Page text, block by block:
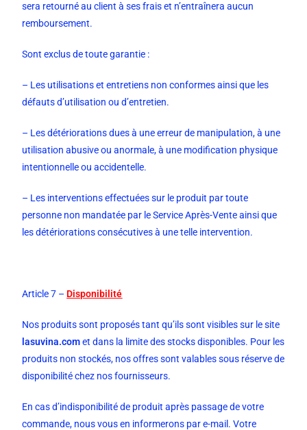
sera retourné au client à ses frais et n’entraînera aucun
remboursement.
Sont exclus de toute garantie :
– Les utilisations et entretiens non conformes ainsi que les
défauts d’utilisation ou d’entretien.
– Les détériorations dues à une erreur de manipulation, à une
utilisation abusive ou anormale, à une modification physique
intentionnelle ou accidentelle.
– Les interventions effectuées sur le produit par toute
personne non mandatée par le Service Après-Vente ainsi que
les détériorations consécutives à une telle intervention.
Article 7 – Disponibilité
Nos produits sont proposés tant qu’ils sont visibles sur le site
lasuvina.comet dans la limite des stocks disponibles. Pour les
produits non stockés, nos offres sont valables sous réserve de
disponibilité chez nos fournisseurs.
En cas d’indisponibilité de produit après passage de votre
commande, nous vous en informerons par e-mail. Votre